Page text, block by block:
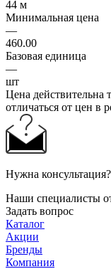
44 м
Минимальная цена
—
460.00
Базовая единица
—
шт
Цена действительна
отличаться от цен в
Нужна консультация?
Наши специалисты
Задать вопрос
Каталог
Акции
Бренды
Компания